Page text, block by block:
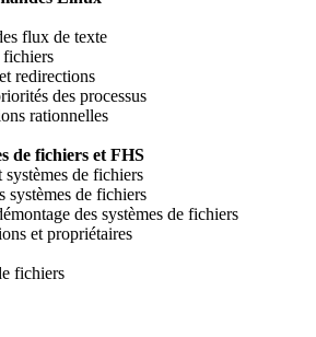
flux de texte
fichiers
redirections
des processus
rationnelles
de fichiers et FHS
systèmes de fichiers
systèmes de fichiers
des systèmes de fichiers
et propriétaires
fichiers